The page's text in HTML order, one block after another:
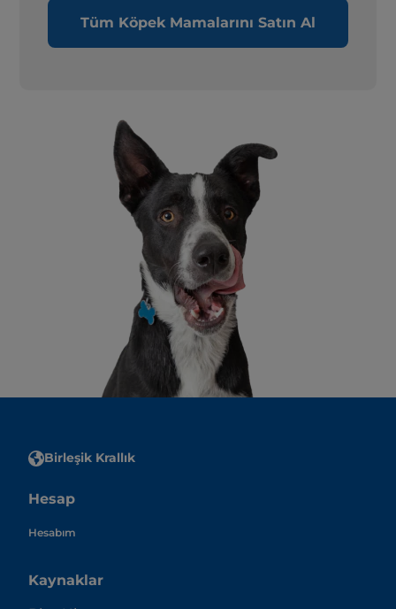
Tüm Köpek Mamalarını Satın Al
Birleşik Krallık
Hesap
Hesabım
Kaynaklar